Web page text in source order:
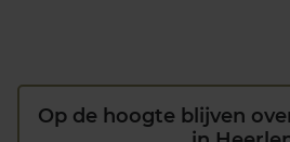
Op de hoogte blijven